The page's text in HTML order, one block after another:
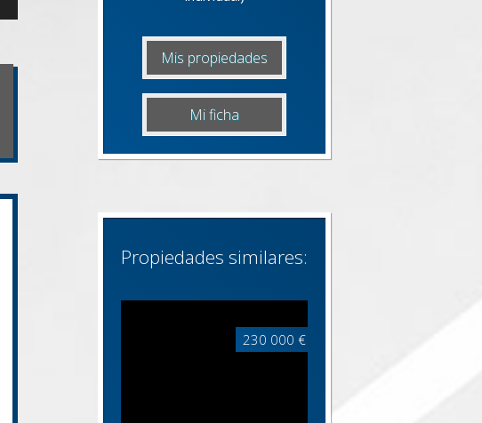
Mis propiedades
Mi ficha
Propiedades similares:
230 000 €